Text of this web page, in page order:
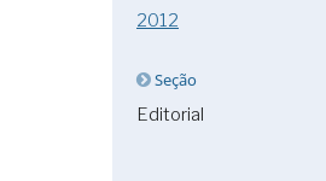
2012
Seção
Editorial